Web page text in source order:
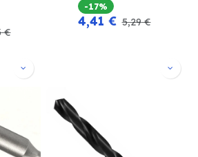
€
-17%
4,41 € 5,29€